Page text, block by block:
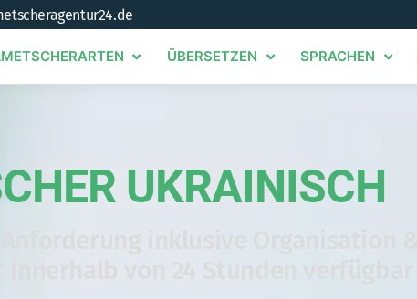
ÜBERSETZEN SPRACHEN
UKRAINISCH
inklusive Organisation &
von 24 Stunden verfügbar